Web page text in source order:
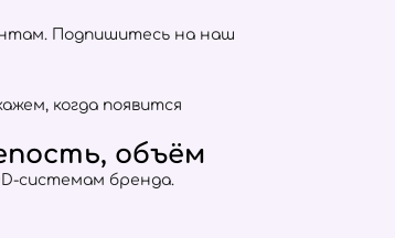
Подпишитесь на наш
когда появится
объём
системам бренда.